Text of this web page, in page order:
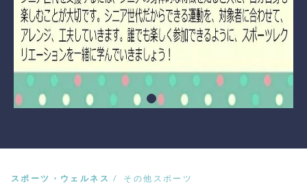
スポーツ・ウェルネス その他スポーツ